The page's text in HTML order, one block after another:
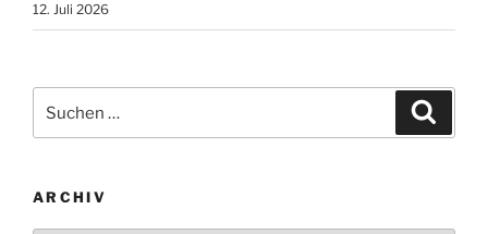
12. Juli 2026
nach:
ARCHIV